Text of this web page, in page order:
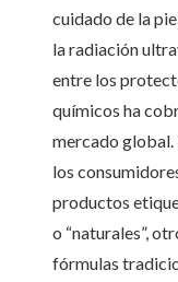
cuidado de la
la radiación
entre los
químicos ha
mercado
los
productos
o “naturales”,
fórmulas